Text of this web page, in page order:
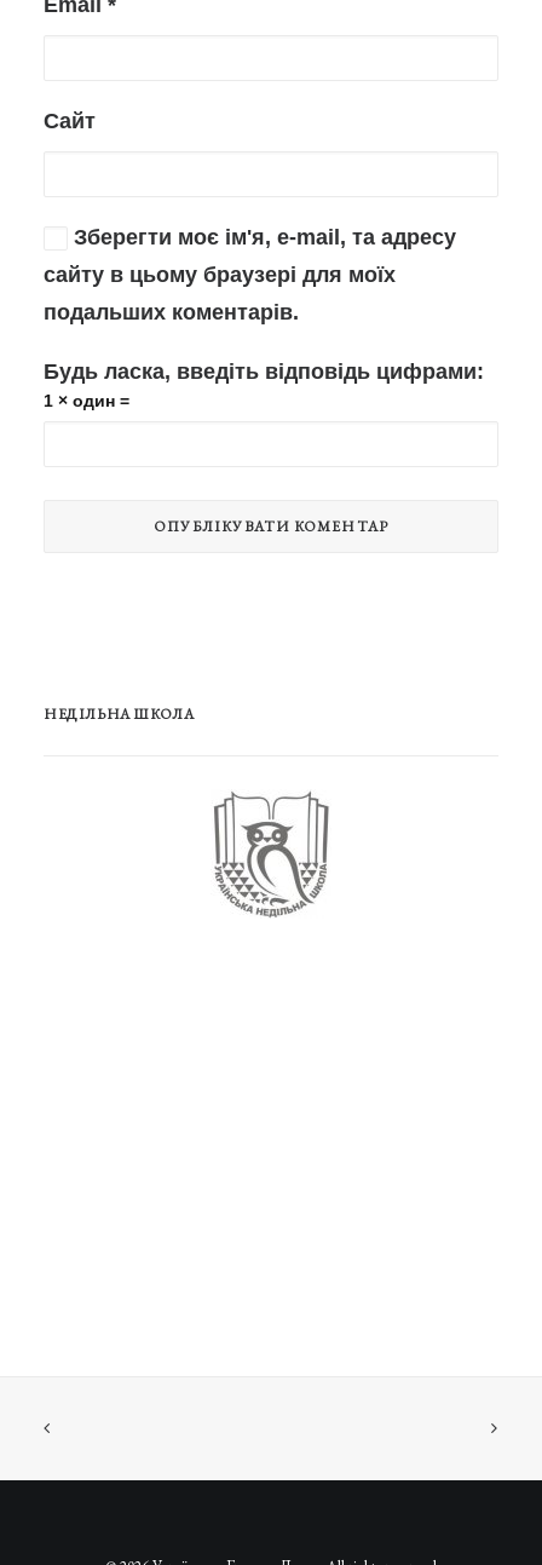
Email *
Сайт
Зберегти моє ім'я, e-mail, та адресу
сайту в цьому браузері для моїх
подальших коментарів.
Будь ласка, введіть відповідь цифрами:
1 × один =
НЕДІЛЬНА ШКОЛА